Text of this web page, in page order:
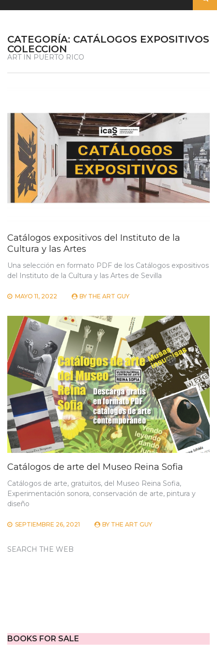
CATEGORÍA: CATÁLOGOS EXPOSITIVOS
COLECCION
ART IN PUERTO RICO
Catálogos expositivos del Instituto de la
Cultura y las Artes
Una selección en formato PDF de los Catálogos expositivos
del Instituto de la Cultura y las Artes de Sevilla
MAYO 11, 2022 BY THE ART GUY
Catálogos de arte del Museo Reina Sofia
Catálogos de arte, gratuitos, del Museo Reina Sofia,
Experimentación sonora, conservación de arte, pintura y
diseño
SEPTIEMBRE 26, 2021 BY THE ART GUY
SEARCH THE WEB
BOOKS FOR SALE